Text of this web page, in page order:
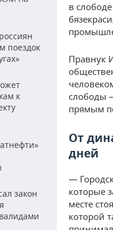
поездок
к
закон
в
Правнук
слободы
прямым
От
дней
—
которые
месте
которой